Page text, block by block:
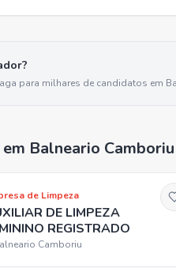
para milhares de candidatos em
em Balneario Camboriu
de Limpeza
DE LIMPEZA
REGISTRADO
Camboriu